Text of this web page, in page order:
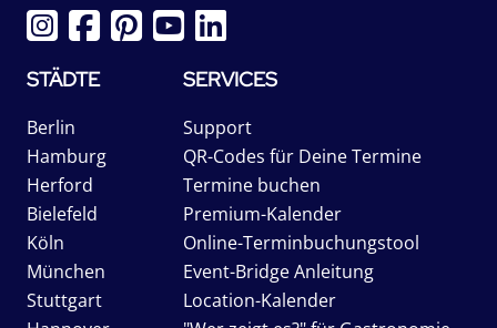
STÄDTE
Berlin
Hamburg
Herford
Bielefeld
Köln
München
Stuttgart
SERVICES
Support
QR-Codes für Deine Termine
Termine buchen
Premium-Kalender
Online-Terminbuchungstool
Event-Bridge Anleitung
Location-Kalender